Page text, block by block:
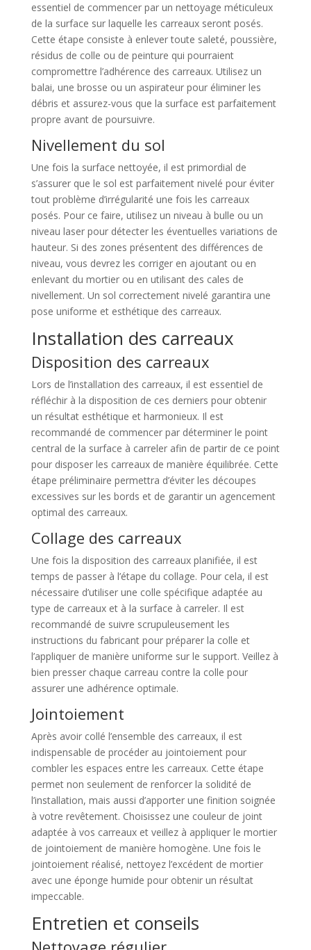
essentiel de commencer par un nettoyage méticuleux
de la surface sur laquelle les carreaux seront posés.
Cette étape consiste à enlever toute saleté, poussière,
résidus de colle ou de peinture qui pourraient
compromettre l’adhérence des carreaux. Utilisez un
balai, une brosse ou un aspirateur pour éliminer les
débris et assurez-vous que la surface est parfaitement
propre avant de poursuivre.
Nivellement du sol
Une fois la surface nettoyée, il est primordial de
s’assurer que le sol est parfaitement nivelé pour éviter
tout problème d’irrégularité une fois les carreaux
posés. Pour ce faire, utilisez un niveau à bulle ou un
niveau laser pour détecter les éventuelles variations de
hauteur. Si des zones présentent des différences de
niveau, vous devrez les corriger en ajoutant ou en
enlevant du mortier ou en utilisant des cales de
nivellement. Un sol correctement nivelé garantira une
pose uniforme et esthétique des carreaux.
Installation des carreaux
Disposition des carreaux
Lors de l’installation des carreaux, il est essentiel de
réfléchir à la disposition de ces derniers pour obtenir
un résultat esthétique et harmonieux. Il est
recommandé de commencer par déterminer le point
central de la surface à carreler afin de partir de ce point
pour disposer les carreaux de manière équilibrée. Cette
étape préliminaire permettra d’éviter les découpes
excessives sur les bords et de garantir un agencement
optimal des carreaux.
Collage des carreaux
Une fois la disposition des carreaux planifiée, il est
temps de passer à l’étape du collage. Pour cela, il est
nécessaire d’utiliser une colle spécifique adaptée au
type de carreaux et à la surface à carreler. Il est
recommandé de suivre scrupuleusement les
instructions du fabricant pour préparer la colle et
l’appliquer de manière uniforme sur le support. Veillez à
bien presser chaque carreau contre la colle pour
assurer une adhérence optimale.
Jointoiement
Après avoir collé l’ensemble des carreaux, il est
indispensable de procéder au jointoiement pour
combler les espaces entre les carreaux. Cette étape
permet non seulement de renforcer la solidité de
l’installation, mais aussi d’apporter une finition soignée
à votre revêtement. Choisissez une couleur de joint
adaptée à vos carreaux et veillez à appliquer le mortier
de jointoiement de manière homogène. Une fois le
jointoiement réalisé, nettoyez l’excédent de mortier
avec une éponge humide pour obtenir un résultat
impeccable.
Entretien et conseils